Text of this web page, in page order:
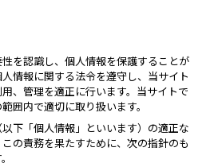
を認識し、個人情報を保護することが
情報に関する法令を遵守し、当サイト
、管理を適正に行います。当サイトで
囲内で適切に取り扱います。
下「個人情報」といいます）の適正な
の責務を果たすために、次の指針のも